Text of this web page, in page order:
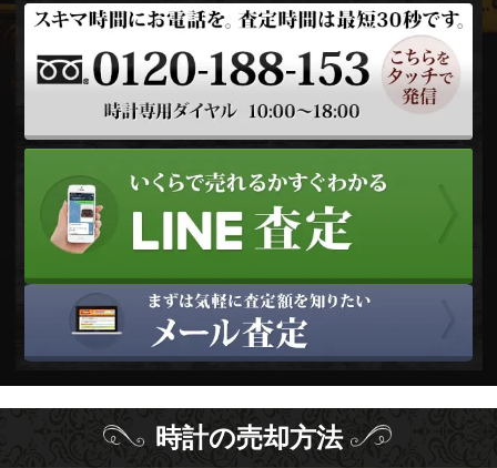
時計の売却方法